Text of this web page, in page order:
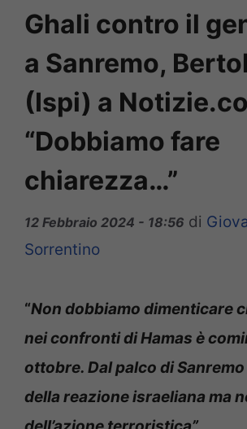
Ghali contro il
a Sanremo,
(Ispi) a
“Dobbiamo fare
chiarezza…”
12 Febbraio 2024 - 18:56 di
Sorrentino
“Non dobbiamo dimenticare
nei confronti di Hamas è
ottobre. Dal palco di
della reazione israeliana ma